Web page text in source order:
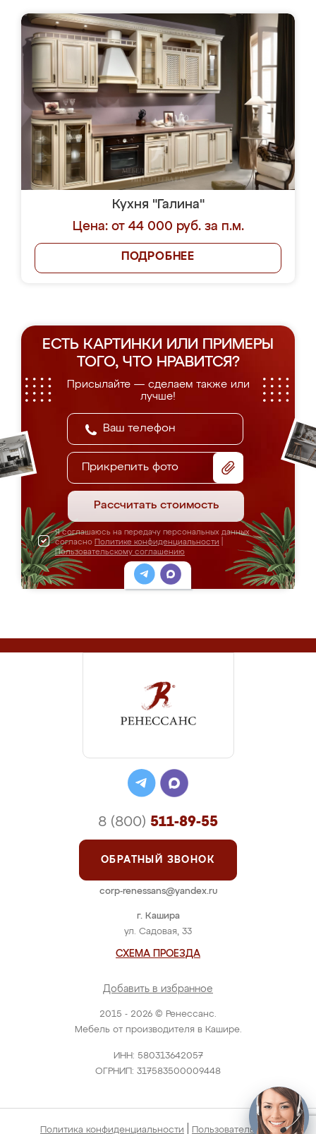
Кухня "Галина"
Цена: от 44 000 руб. за п.м.
ПОДРОБНЕЕ
ЕСТЬ КАРТИНКИ ИЛИ ПРИМЕРЫ
ТОГО, ЧТО НРАВИТСЯ?
Присылайте — сделаем также или
лучше!
Прикрепить фото
Рассчитать стоимость
Я соглашаюсь на передачу персональных данных
согласно Политике конфиденциальности
Пользовательскому соглашению
2015 - 2026 © Ренессанс.
Мебель от производителя в Кашире.
ИНН: 580313642057
ОГРНИП: 317583500009448
г. Кашира
ул. Садовая, 33
СХЕМА ПРОЕЗДА
Добавить в избранное
8 (800) 511-89-55
ОБРАТНЫЙ ЗВОНОК
corp-renessans@yandex.ru
Политика конфиденциальности Пользовательское